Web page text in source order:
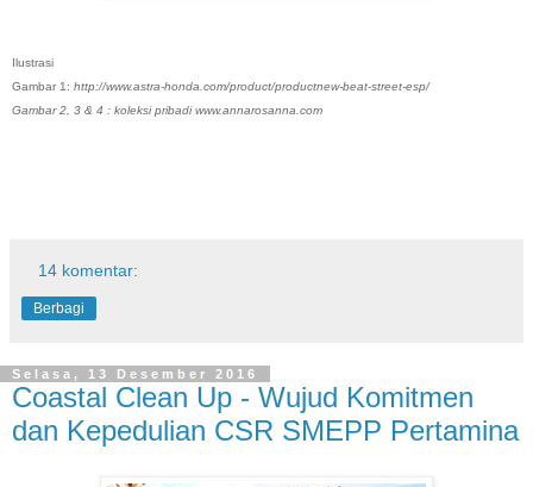
Ilustrasi
Gambar 1: http://www.astra-honda.com/product/productnew-beat-street-esp/
Gambar 2, 3 & 4 : koleksi pribadi www.annarosanna.com
14 komentar:
Berbagi
Selasa, 13 Desember 2016
Coastal Clean Up - Wujud Komitmen
dan Kepedulian CSR SMEPP Pertamina